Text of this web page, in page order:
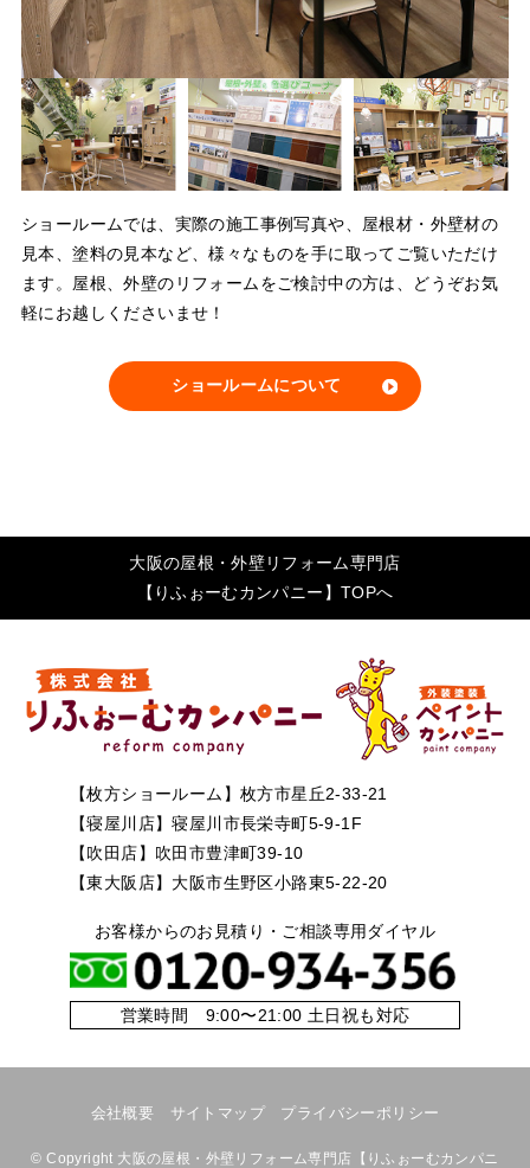
ショールームでは、実際の施工事例写真や、屋根材・外壁材の
見本、塗料の見本など、様々なものを手に取ってご覧いただけ
ます。屋根、外壁のリフォームをご検討中の方は、どうぞお気
軽にお越しくださいませ！
ショールームについて
大阪の屋根・外壁リフォーム専門店
【りふぉーむカンパニー】TOPへ
【枚方ショールーム】枚方市星丘2-33-21
【寝屋川店】寝屋川市長栄寺町5-9-1F
【吹田店】吹田市豊津町39-10
【東大阪店】大阪市生野区小路東5-22-20
お客様からのお見積り・ご相談専用ダイヤル
営業時間 9:00〜21:00 土日祝も対応
会社概要 サイトマップ プライバシーポリシー
© Copyright 大阪の屋根・外壁リフォーム専門店【りふぉーむカンパニ